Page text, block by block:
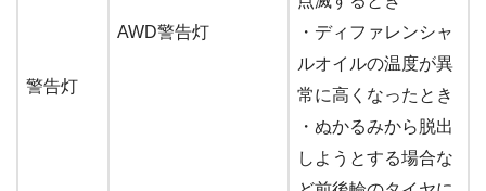
警告灯
AWD警告灯
・ディファレンシャ
ルオイルの温度が異
常に高くなったとき
・ぬかるみから脱出
しようとする場合な